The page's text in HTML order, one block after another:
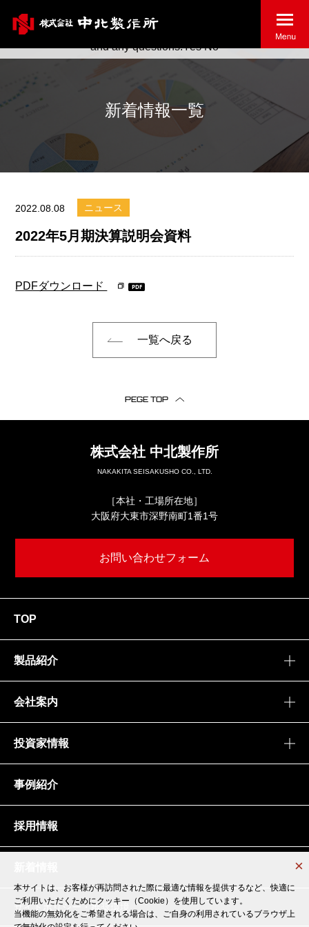
本サイトは、お客様が再訪問された際に最適な情報を提供するなど、快適に
ご利用いただくためにクッキー（Cookie）を使用しています。
当機能の無効化をご希望される場合は、ご自身の利用されているブラウザ上
新着情報一覧
2022.08.08 ニュース
2022年5月期決算説明会資料
PDFダウンロード
一覧へ戻る
本サイトは、お客様が再訪問された際に最適な情報を提供するなど、快適に
ご利用いただくためにクッキー（Cookie）を使用しています。
当機能の無効化をご希望される場合は、ご自身の利用されているブラウザ上
PEGE TOP
株式会社 中北製作所
NAKAKITA SEISAKUSHO CO., LTD.
［本社・工場所在地］
大阪府大東市深野南町1番1号
お問い合わせフォーム
TOP
製品紹介
会社案内
投資家情報
事例紹介
採用情報
サイトポリシー・推奨環境
May we use cookies to track your activities? We take your
privacy very seriously. Please see our privacy policy for details
and any questions.Yes No